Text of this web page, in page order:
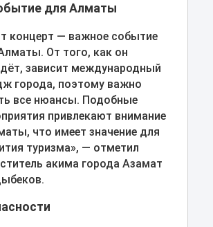
для Алматы
концерт — важное событие
От того, как он
зависит международный
города, поэтому важно
все нюансы. Подобные
привлекают внимание
что имеет значение для
туризма», — отметил
акима города Азамат